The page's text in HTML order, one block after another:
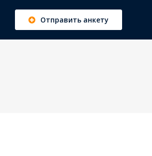
Отправить анкету